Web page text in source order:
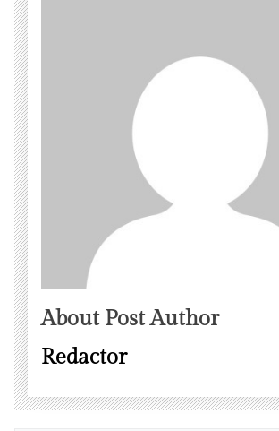
About Post Author
Redactor